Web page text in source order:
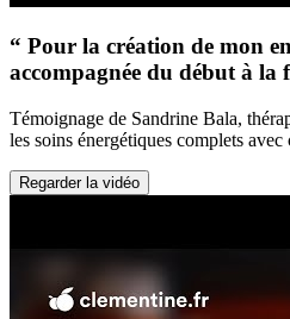
“ Pour la création de mon
accompagnée du début à la
Témoignage de Sandrine Bala,
les soins énergétiques complets
Regarder la vidéo